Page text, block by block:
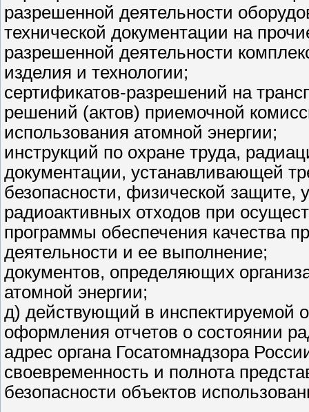
разрешенной деятельности
технической документации на
разрешенной деятельности
изделия и технологии;
сертификатов-разрешений на
решений (актов) приемочной
использования атомной энергии;
инструкций по охране труда,
документации, устанавливающей
безопасности, физической защите,
радиоактивных отходов при
программы обеспечения качества
деятельности и ее выполнение;
документов, определяющих
атомной энергии;
д) действующий в инспектируемой
оформления отчетов о состоянии
адрес органа Госатомнадзора
своевременность и полнота
безопасности объектов